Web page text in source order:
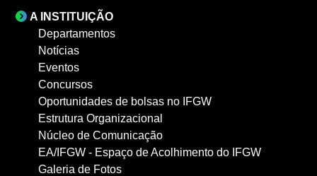
A INSTITUIÇÃO
Departamentos
Notícias
Eventos
Concursos
Oportunidades de bolsas no IFGW
Estrutura Organizacional
Núcleo de Comunicação
EA/IFGW - Espaço de Acolhimento do IFGW
Galeria de Fotos